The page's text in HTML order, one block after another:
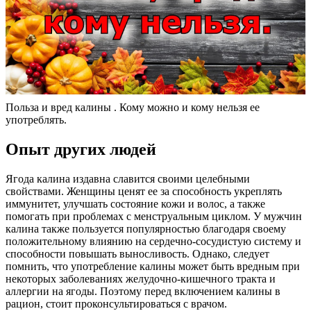
Польза и вред калины . Кому можно и кому нельзя ее
употреблять.
Опыт других людей
Ягода калина издавна славится своими целебными
свойствами. Женщины ценят ее за способность укреплять
иммунитет, улучшать состояние кожи и волос, а также
помогать при проблемах с менструальным циклом. У мужчин
калина также пользуется популярностью благодаря своему
положительному влиянию на сердечно-сосудистую систему и
способности повышать выносливость. Однако, следует
помнить, что употребление калины может быть вредным при
некоторых заболеваниях желудочно-кишечного тракта и
аллергии на ягоды. Поэтому перед включением калины в
рацион, стоит проконсультироваться с врачом.